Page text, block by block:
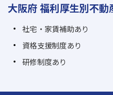
大阪府 福利厚生別不動
社宅・家賃補助あり
資格支援制度あり
研修制度あり